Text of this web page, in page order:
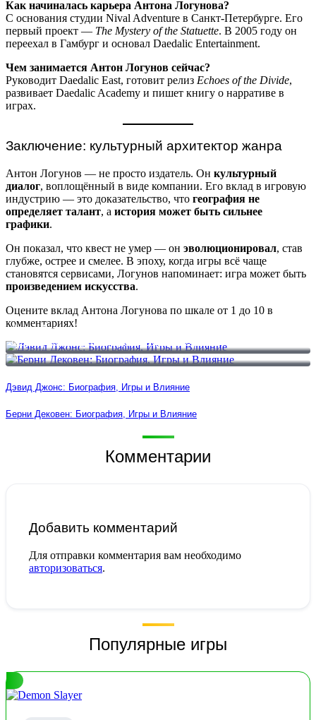
Как начиналась карьера Антона Логунова?
С основания студии Nival Adventure в Санкт-Петербурге. Его
первый проект — The Mystery of the Statuette. В 2005 году он
переехал в Гамбург и основал Daedalic Entertainment.
Чем занимается Антон Логунов сейчас?
Руководит Daedalic East, готовит релиз Echoes of the Divide,
развивает Daedalic Academy и пишет книгу о нарративе в
играх.
Заключение: культурный архитектор жанра
Антон Логунов — не просто издатель. Он культурный
диалог, воплощённый в виде компании. Его вклад в игровую
индустрию — это доказательство, что география не
определяет талант, а история может быть сильнее
графики.
Он показал, что квест не умер — он эволюционировал, став
глубже, острее и смелее. В эпоху, когда игры всё чаще
становятся сервисами, Логунов напоминает: игра может быть
произведением искусства.
Оцените вклад Антона Логунова по шкале от 1 до 10 в
комментариях!
Дэвид Джонс: Биография, Игры и Влияние
Берни Дековен: Биография, Игры и Влияние
Дэвид Джонс: Биография, Игры и Влияние
Берни Дековен: Биография, Игры и Влияние
Комментарии
Добавить комментарий
Для отправки комментария вам необходимо
авторизоваться.
Популярные игры